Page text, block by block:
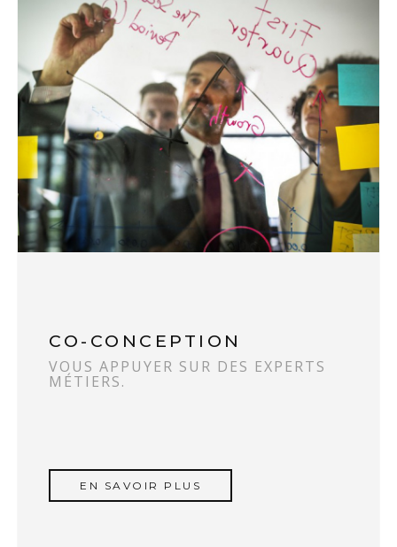
CO-CONCEPTION
VOUS APPUYER SUR DES EXPERTS
MÉTIERS.
EN SAVOIR PLUS